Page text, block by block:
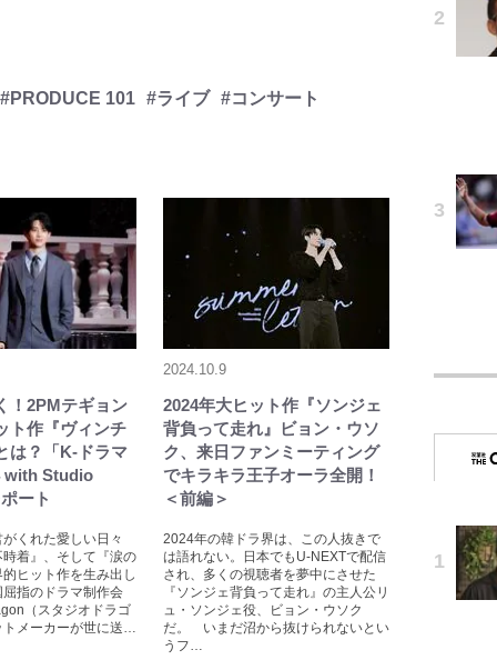
#PRODUCE 101 #ライブ #コンサート
！2PMテギョン
ト作『ヴィンチ
は？「K-ドラマ
with Studio
ート
がくれた愛しい日々
時着』、そして『涙の
ヒット作を生み出し
指のドラマ制作会
（スタジオドラゴ
トメーカーが世に送…
2024.10.9
2024年大ヒット作『ソンジェ
背負って走れ』ビョン・ウソ
ク、来日ファンミーティング
でキラキラ王子オーラ全開！
＜前編＞
2024年の韓ドラ界は、この人抜きで
は語れない。日本でもU-NEXTで配信
され、多くの視聴者を夢中にさせた
『ソンジェ背負って走れ』の主人公リ
ュ・ソンジェ役、ビョン・ウソク
だ。 いまだ沼から抜けられないとい
うフ…